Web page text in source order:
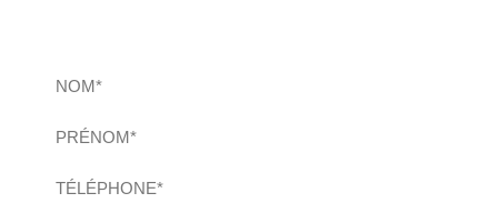
(Nécessaire)
(Nécessaire)
(Nécessaire)